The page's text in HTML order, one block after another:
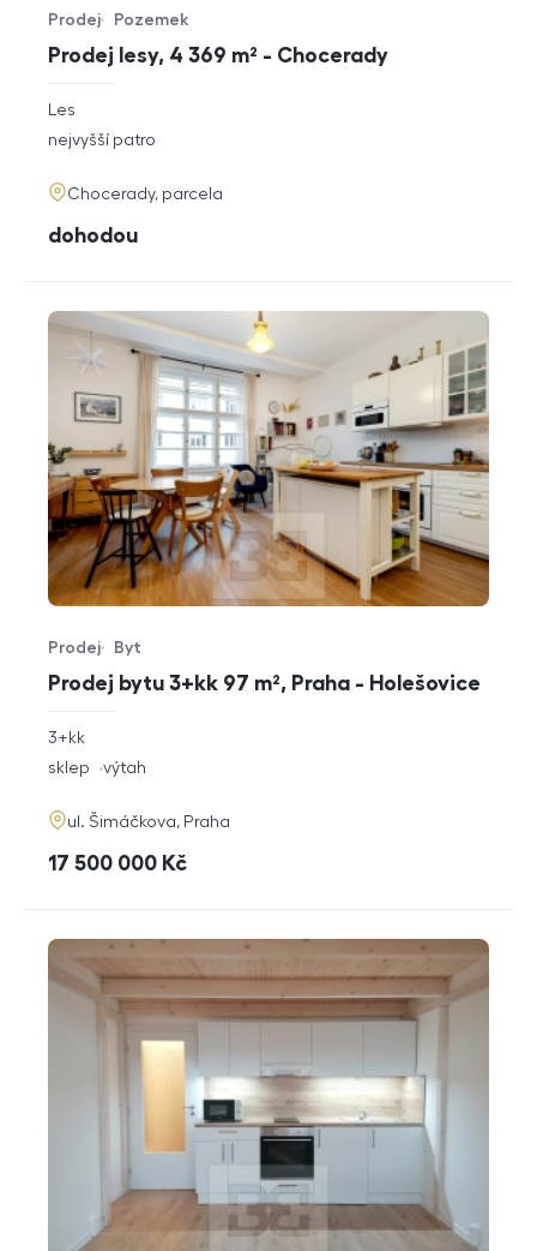
Prodej lesy, 4 369 m² - Chocerady
Typ nabídky
Prodej
Typ nemovitosti
Pozemek
rozměry
Les
funkce
nejvyšší patro
adresa
Chocerady, parcela
cena
dohodou
Prodej bytu 3+kk 97 m², Praha - Holešovice
Typ nabídky
Prodej
Typ nemovitosti
Byt
rozměry
dispozice
3+kk
funkce
sklep výtah
adresa
ul. Šimáčkova, Praha
cena
17 500 000 Kč